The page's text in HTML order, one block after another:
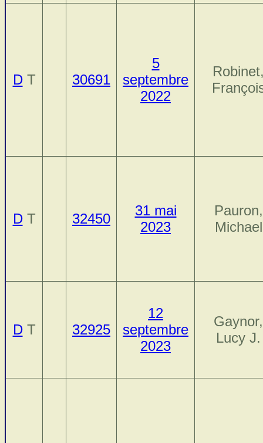
DT 30691
5
septembre
2022
DT 32450
31 mai
2023
Pauron,
Michael
DT 32925
12
septembre
2023
Gaynor,
Lucy J.